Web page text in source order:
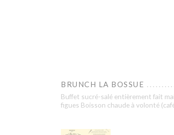
BRUNCH LA BOSSUE
Buffet sucré-salé entièrement fait
figues Boisson chaude à volonté